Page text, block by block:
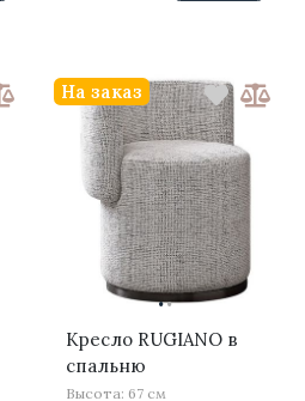
··
Кресло RUGIANO в
спальню
Высота: 67 см
На заказ